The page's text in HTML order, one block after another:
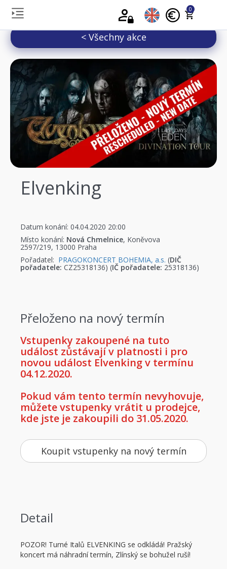
0
< Všechny akce
Elvenking
Datum konání: 04.04.2020 20:00
Místo konání: Nová Chmelnice, Koněvova
2597/219, 13000 Praha
Pořadatel: PRAGOKONCERT BOHEMIA, a.s. (DIČ
pořadatele: CZ25318136) (IČ pořadatele: 25318136)
Přeloženo na nový termín
Vstupenky zakoupené na tuto
událost zůstávají v platnosti i pro
novou událost Elvenking v termínu
04.12.2020.
Pokud vám tento termín nevyhovuje,
můžete vstupenky vrátit u prodejce,
kde jste je zakoupili do 31.05.2020.
Koupit vstupenky na nový termín
Detail
POZOR! Turné Italů ELVENKING se odkládá! Pražský
koncert má náhradní termín, Zlínský se bohužel ruší!